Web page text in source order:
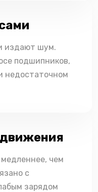
издают шум.
подшипников,
недостаточном
чем
с
зарядом